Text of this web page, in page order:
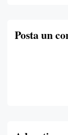
Posta un